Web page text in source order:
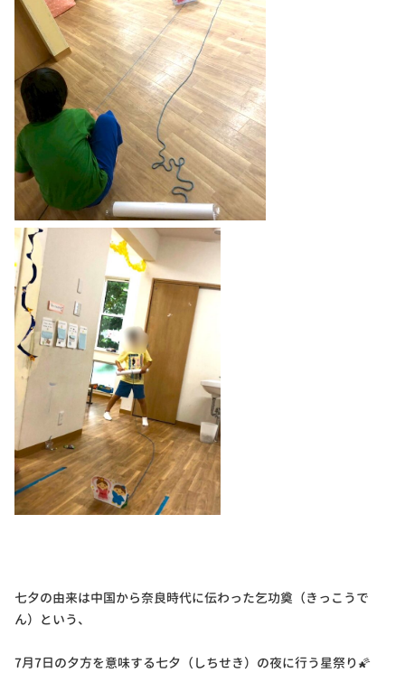
七夕の由来は中国から奈良時代に伝わった乞功奠（きっこうで
ん）という、
7月7日の夕方を意味する七夕（しちせき）の夜に行う星祭り🌠